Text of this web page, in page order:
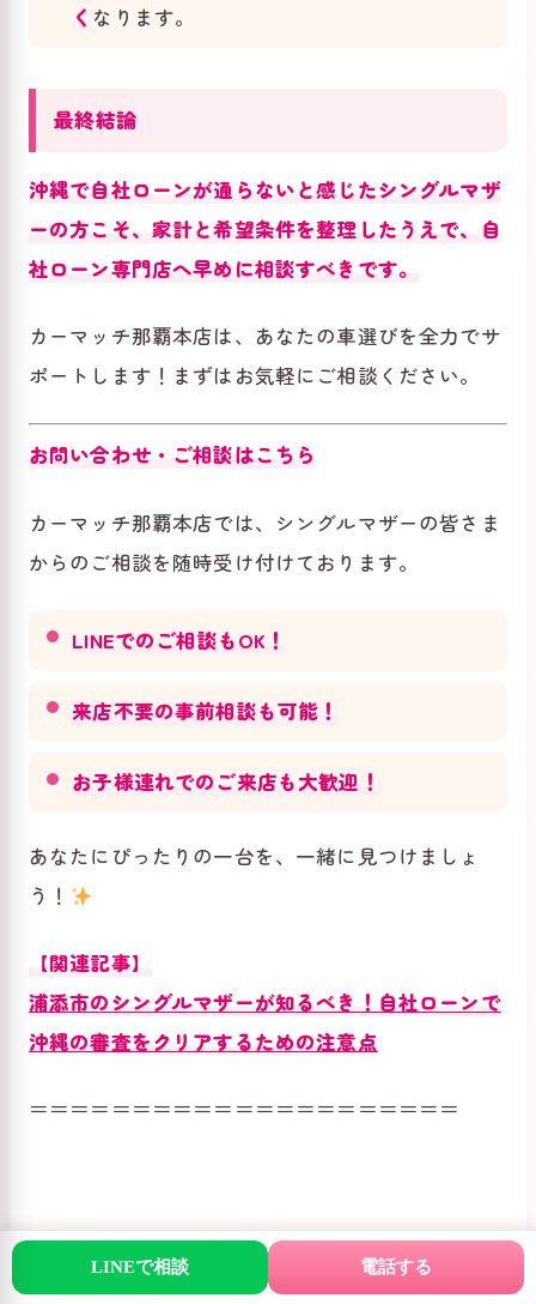
LINEで相談 電話する
く なります。
最終結論
沖縄で自社ローンが通らないと感じたシングルマザ
ーの方こそ、家計と希望条件を整理したうえで、自
社ローン専門店へ早めに相談すべきです。
カーマッチ那覇本店は、あなたの車選びを全力でサ
ポートします！まずはお気軽にご相談ください。
お問い合わせ・ご相談はこちら
カーマッチ那覇本店では、シングルマザーの皆さま
からのご相談を随時受け付けております。
LINEでのご相談もOK！
来店不要の事前相談も可能！
お子様連れでのご来店も大歓迎！
あなたにぴったりの一台を、一緒に見つけましょ
う！
【関連記事】
浦添市のシングルマザーが知るべき！自社ローンで
沖縄の審査をクリアするための注意点
＝＝＝＝＝＝＝＝＝＝＝＝＝＝＝＝＝＝＝＝＝
自社ローンとは？
沖縄・那覇の中古車販売店カーマッチ那覇本店が